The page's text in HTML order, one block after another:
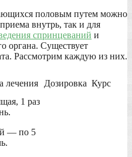
половым путем можно
внутрь, так и для
спринцеваний и
органа. Существует
Рассмотрим каждую из них.
лечения Дозировка Курс
1 раз
— по 5